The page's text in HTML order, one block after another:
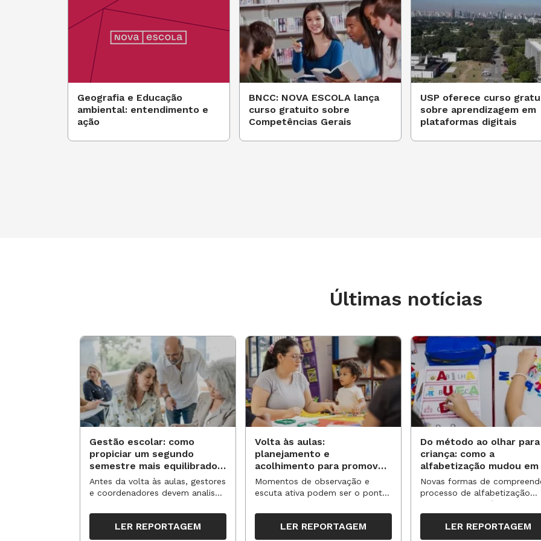
Geografia e Educação
ambiental: entendimento e
ação
BNCC: NOVA ESCOLA lança
curso gratuito sobre
Competências Gerais
USP oferece curso
sobre aprendizagem em
plataformas digitais
Últimas notícias
Gestão escolar: como
propiciar um segundo
semestre mais equilibrado
para os professores?
Antes da volta às aulas, gestores
e coordenadores devem analisar
organizar ações para orientar o
trabalho pedagógico ao longo
do período
LER REPORTAGEM
Volta às aulas:
planejamento e
acolhimento para promover
novas aprendizagens
Momentos de observação e
escuta ativa podem ser o ponto
tempos, espaços e propostas no
segundo semestre
LER REPORTAGEM
Do método ao olhar para
criança: como a
alfabetização mudou em
anos?
Novas formas de
processo de alfabetização
influenciaram políticas e
práticas, transformando o
da leitura e da escrita
LER REPORTAGEM